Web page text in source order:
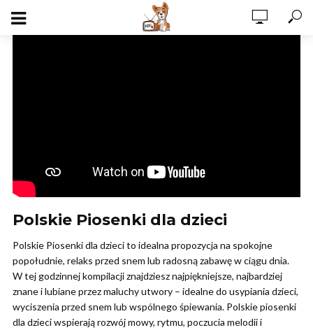
Polskie Piosenki dla dzieci
Polskie Piosenki dla dzieci to idealna propozycja na spokojne
popołudnie, relaks przed snem lub radosną zabawę w ciągu dnia.
W tej godzinnej kompilacji znajdziesz najpiękniejsze, najbardziej
znane i lubiane przez maluchy utwory – idealne do usypiania dzieci,
wyciszenia przed snem lub wspólnego śpiewania. Polskie piosenki
dla dzieci wspierają rozwój mowy, rytmu, poczucia melodii i